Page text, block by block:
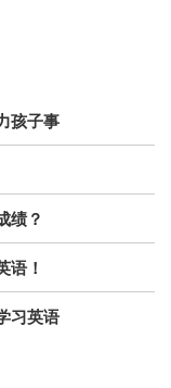
孩子事
绩？
语！
习英语